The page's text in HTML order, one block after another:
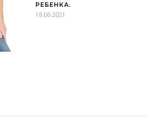
РЕБЕНКА.
18.06.2021